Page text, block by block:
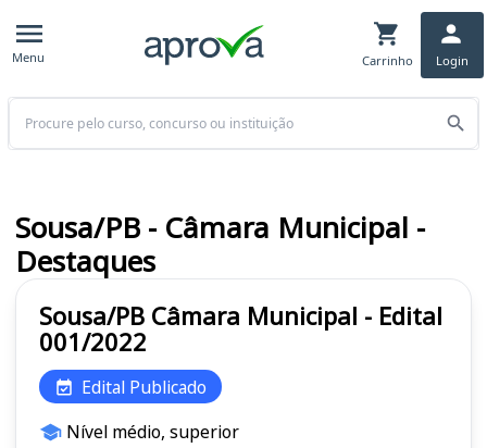
Menu Carrinho Login
Buscar
Sousa/PB Câmara Municipal - Edital
001/2022
Edital Publicado
Nível médio, superior
Sousa/PB - Câmara Municipal -
Destaques